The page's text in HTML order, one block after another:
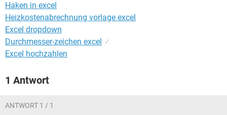
Haken in excel
Heizkostenabrechnung vorlage excel
Excel dropdown
Durchmesser-zeichen excel ✓
Excel hochzahlen
1 Antwort
ANTWORT 1 / 1